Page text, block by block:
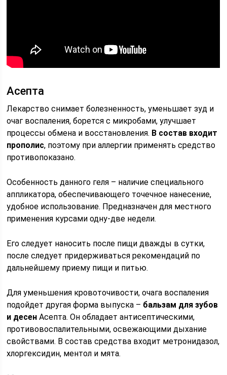
Асепта
Лекарство снимает болезненность, уменьшает зуд и
очаг воспаления, борется с микробами, улучшает
процессы обмена и восстановления. В состав входит
прополис, поэтому при аллергии применять средство
противопоказано.
Особенность данного геля – наличие специального
аппликатора, обеспечивающего точечное нанесение,
удобное использование. Предназначен для местного
применения курсами одну-две недели.
Его следует наносить после пищи дважды в сутки,
после следует придерживаться рекомендаций по
дальнейшему приему пищи и питью.
Для уменьшения кровоточивости, очага воспаления
подойдет другая форма выпуска – бальзам для зубов
и десен Асепта. Он обладает антисептическими,
противовоспалительными, освежающими дыхание
свойствами. В состав средства входит метронидазол,
хлоргексидин, ментол и мята.